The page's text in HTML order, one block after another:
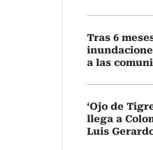
Tras 6
a las
‘Ojo de
llega a
Luis